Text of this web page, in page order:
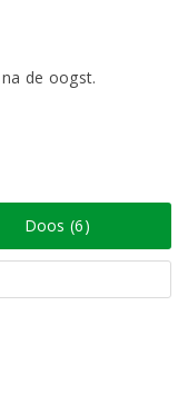
de oogst.
Doos (6)